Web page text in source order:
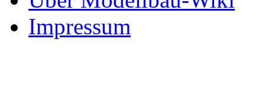
Impressum